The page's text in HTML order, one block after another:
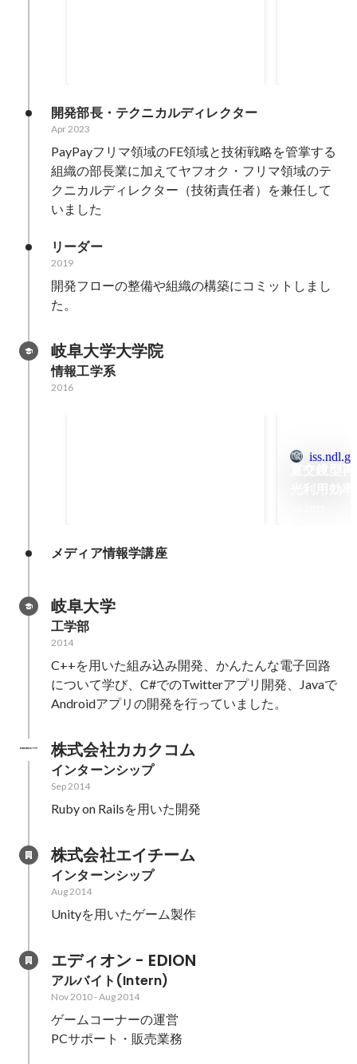
開発部長・テクニカルディレクター
Apr 2023
PayPayフリマ領域のFE領域と技術戦略を管掌する
組織の部長業に加えてヤフオク・フリマ領域のテ
クニカルディレクター（技術責任者）を兼任して
いました
リーダー
2019
開発フローの整備や組織の構築にコミットしまし
た。
岐阜大学大学院
情報工学系
2016
メディア情報学講座
岐阜大学
工学部
2014
C++を用いた組み込み開発、かんたんな電子回路
について学び、C#でのTwitterアプリ開発、Javaで
Androidアプリの開発を行っていました。
株式会社カカクコム
インターンシップ
Sep 2014
Ruby on Railsを用いた開発
株式会社エイチーム
インターンシップ
Aug 2014
Unityを用いたゲーム製作
エディオン - EDION
アルバイト(Intern)
Nov 2010-Aug 2014
ゲームコーナーの運営
PCサポート・販売業務